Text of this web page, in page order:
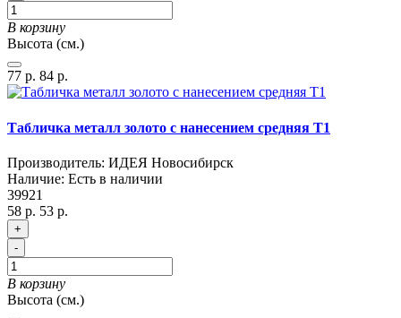
В корзину
Высота (см.)
77 р. 84 р.
Табличка металл золото с нанесением средняя T1
Производитель: ИДЕЯ Новосибирск
Наличие: Есть в наличии
39921
58 р. 53 р.
+
-
В корзину
Высота (см.)